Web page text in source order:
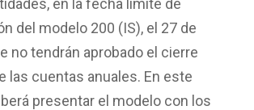
en la fecha límite de
del modelo 200 (IS), el 27 de
no tendrán aprobado el cierre
las cuentas anuales. En este
presentar el modelo con los